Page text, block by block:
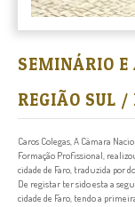
SEMINÁRIO E
REGIÃO SUL /
Caros Colegas, A Câmara
Formação Profissional,
cidade de Faro, traduzida por
De registar ter sido esta a
cidade de Faro, tendo a primeira